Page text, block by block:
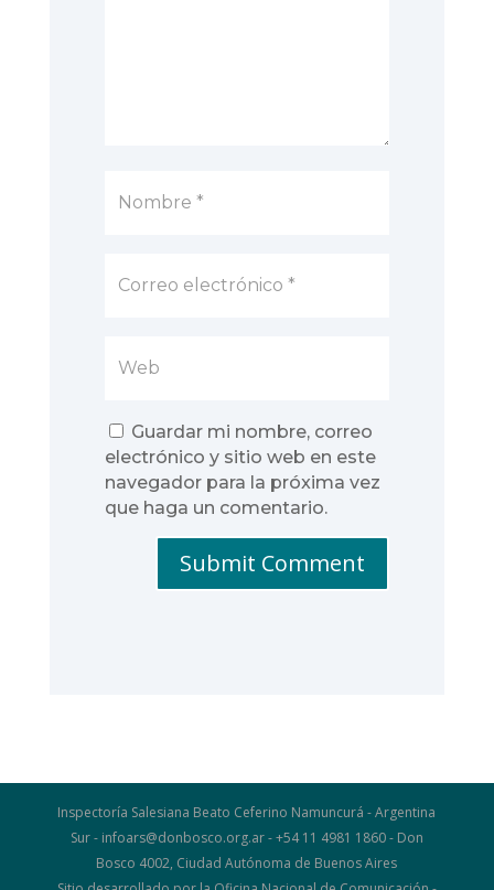
Guardar mi nombre, correo
electrónico y sitio web en este
navegador para la próxima vez
que haga un comentario.
Submit Comment
Inspectoría Salesiana Beato Ceferino Namuncurá - Argentina
Sur - infoars@donbosco.org.ar - +54 11 4981 1860 - Don
Bosco 4002, Ciudad Autónoma de Buenos Aires